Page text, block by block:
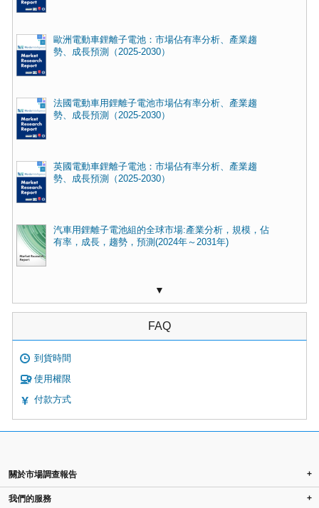
歐洲電動車鋰離子電池：市場佔有率分析、產業趨
勢、成長預測（2025-2030）
法國電動車用鋰離子電池市場佔有率分析、產業趨
勢、成長預測（2025-2030）
英國電動車鋰離子電池：市場佔有率分析、產業趨
勢、成長預測（2025-2030）
汽車用鋰離子電池組的全球市場:產業分析，規模，佔
有率，成長，趨勢，預測(2024年～2031年)
▼
FAQ
到貨時間
使用權限
付款方式
關於市場調查報告 +
我們的服務 +